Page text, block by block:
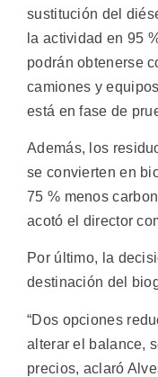
sustitución del
la actividad en 95
podrán obtenerse
camiones y
está en fase de
Además, los
se convierten en
75 % menos
acotó el director
Por último, la
destinación del
“Dos opciones
alterar el balance,
precios, aclaró